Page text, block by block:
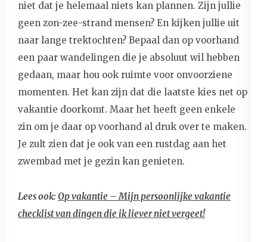
niet dat je helemaal niets kan plannen. Zijn jullie
geen zon-zee-strand mensen? En kijken jullie uit
naar lange trektochten? Bepaal dan op voorhand
een paar wandelingen die je absoluut wil hebben
gedaan, maar hou ook ruimte voor onvoorziene
momenten. Het kan zijn dat die laatste kies net op
vakantie doorkomt. Maar het heeft geen enkele
zin om je daar op voorhand al druk over te maken.
Je zult zien dat je ook van een rustdag aan het
zwembad met je gezin kan genieten.
Lees ook:Op vakantie – Mijn persoonlijke vakantie
checklist van dingen die ik liever niet vergeet!